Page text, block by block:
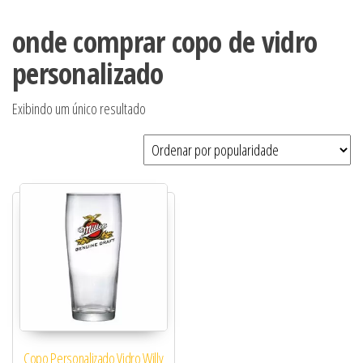
onde comprar copo de vidro
personalizado
Exibindo um único resultado
Copo Personalizado Vidro Willy